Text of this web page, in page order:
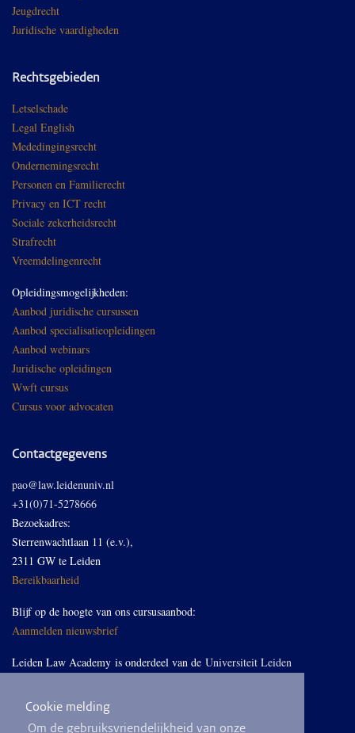
Cookie melding
Om de gebruiksvriendelijkheid van onze
Jeugdrecht
Juridische vaardigheden
Rechtsgebieden
Letselschade
Legal English
Mededingingsrecht
Ondernemingsrecht
Personen en Familierecht
Privacy en ICT recht
Sociale zekerheidsrecht
Strafrecht
Vreemdelingenrecht
Opleidingsmogelijkheden:
Aanbod juridische cursussen
Aanbod specialisatieopleidingen
Aanbod webinars
Juridische opleidingen
Wwft cursus
Cursus voor advocaten
Contactgegevens
pao@law.leidenuniv.nl
+31(0)71-5278666
Bezoekadres:
Sterrenwachtlaan 11 (e.v.),
2311 GW te Leiden
Bereikbaarheid
Blijf op de hoogte van ons cursusaanbod:
Aanmelden nieuwsbrief
Leiden Law Academy is onderdeel van de Universiteit Leiden
Volg ons op LinkedIn